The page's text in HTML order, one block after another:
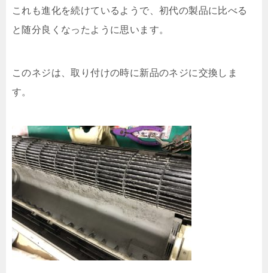
これも進化を続けているようで、初代の製品に比べる
と随分良くなったように思います。
このネジは、取り付けの時に新品のネジに交換しま
す。